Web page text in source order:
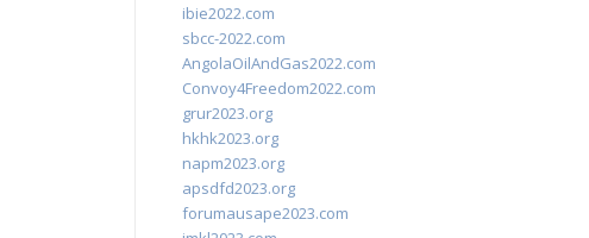
ibie2022.com
sbcc-2022.com
AngolaOilAndGas2022.com
Convoy4Freedom2022.com
grur2023.org
hkhk2023.org
napm2023.org
apsdfd2023.org
forumausape2023.com